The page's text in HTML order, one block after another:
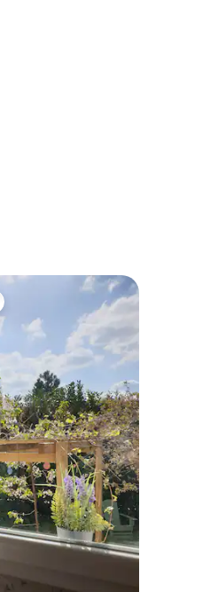
35
s oznakom „Odabrali gosti”